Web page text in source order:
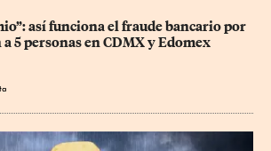
así funciona el fraude bancario por
5 personas en CDMX y Edomex